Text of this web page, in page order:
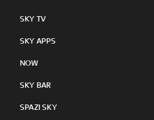
SKY TV
SKY APPS
NOW
SKY BAR
SPAZI SKY